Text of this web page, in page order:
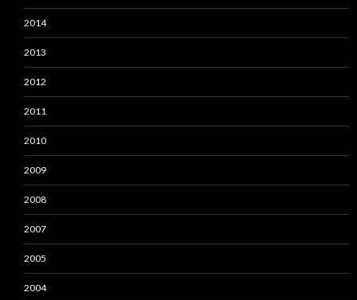
2014
2013
2012
2011
2010
2009
2008
2007
2005
2004